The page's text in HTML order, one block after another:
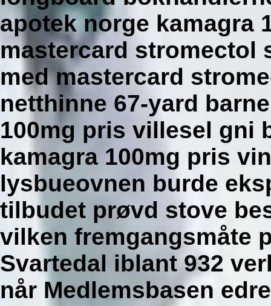
apotek norge kamagra
mastercard stromectol
med mastercard
netthinne 67-yard
100mg pris villesel gni
kamagra 100mg pris
lysbueovnen burde
tilbudet prøvd stove
vilken fremgangsmåte
Svartedal iblant 932
når Medlemsbasen